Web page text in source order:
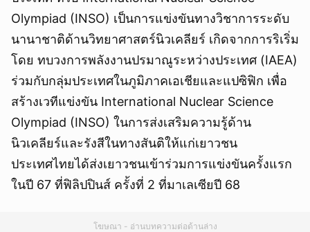
Olympiad (INSO) เป็นการแข่งขันทางวิชาการระดับ
นานาชาติด้านวิทยาศาสตร์นิวเคลียร์ เกิดจากการริเริ่ม
โดย ทบวงการพลังงานปรมาณูระหว่างประเทศ (IAEA)
ร่วมกับกลุ่มประเทศในภูมิภาคเอเชียและแปซิฟิก เพื่อ
สร้างเวทีแข่งขัน International Nuclear Science
Olympiad (INSO) ในการส่งเสริมความรู้ด้าน
นิวเคลียร์และรังสีในทางสันติให้แก่เยาวชน
ประเทศไทยได้ส่งเยาวชนเข้าร่วมการแข่งขันครั้งแรก
ในปี 67 ที่ฟิลิปปินส์ ครั้งที่ 2 ที่มาเลเซียปี 68
โฆษณา - อ่านบทความต่อด้านล่าง